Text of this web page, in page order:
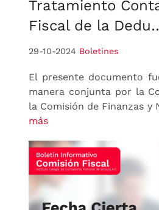
Tratamiento
Fiscal de la
29-10-2024 Boletines
El presente documento
manera conjunta por la
la Comisión de Finanzas y
más